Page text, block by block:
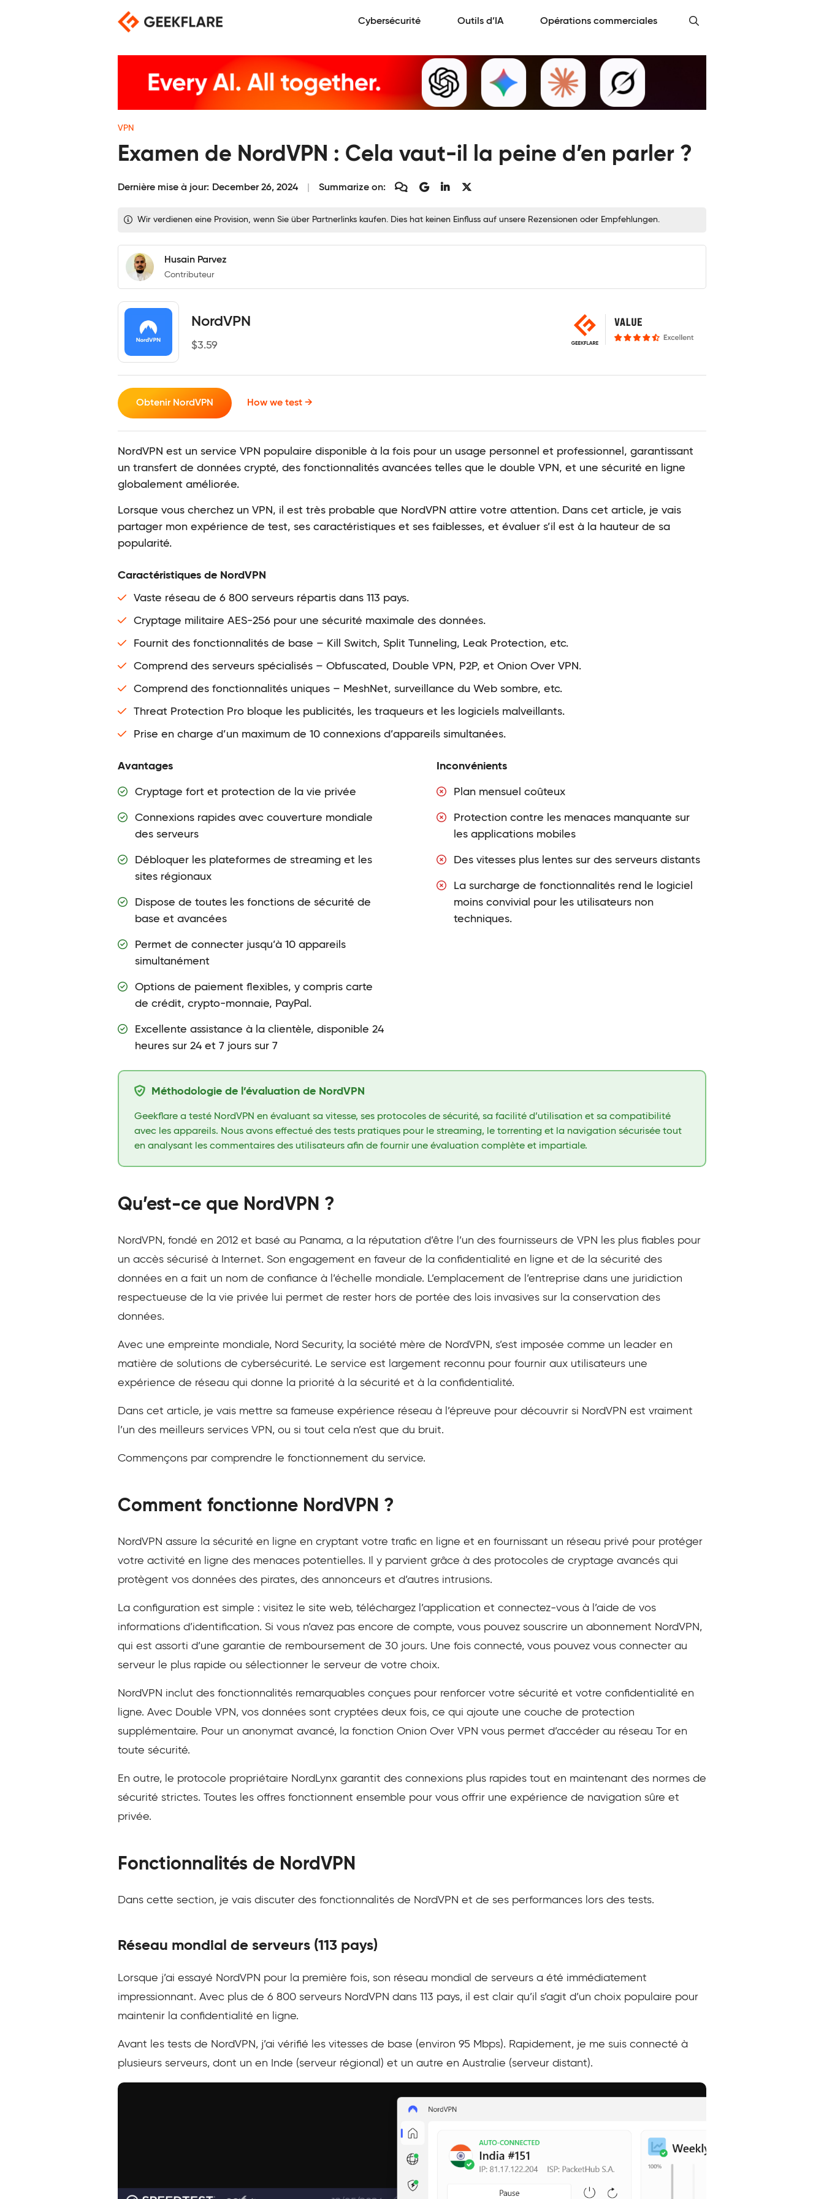
Cybersécurité Outils d’IA Opérations commerciales
VPN
Examen de NordVPN : Cela vaut-il la peine d’en parler ?
Dernière mise à jour: December 26, 2024 Summarize on:
Wir verdienen eine Provision, wenn Sie über Partnerlinks kaufen. Dies hat keinen Einfluss auf unsere Rezensionen oder Empfehlungen.
Husain Parvez
Contributeur
NordVPN
$3.59
Obtenir NordVPN How we test →
NordVPN est un service VPN populaire disponible à la fois pour un usage personnel et professionnel, garantissant
un transfert de données crypté, des fonctionnalités avancées telles que le double VPN, et une sécurité en ligne
globalement améliorée.
Lorsque vous cherchez un VPN, il est très probable que NordVPN attire votre attention. Dans cet article, je vais
partager mon expérience de test, ses caractéristiques et ses faiblesses, et évaluer s’il est à la hauteur de sa
popularité.
Caractéristiques de NordVPN
Vaste réseau de 6 800 serveurs répartis dans 113 pays.
Cryptage militaire AES-256 pour une sécurité maximale des données.
Fournit des fonctionnalités de base – Kill Switch, Split Tunneling, Leak Protection, etc.
Comprend des serveurs spécialisés – Obfuscated, Double VPN, P2P, et Onion Over VPN.
Comprend des fonctionnalités uniques – MeshNet, surveillance du Web sombre, etc.
Threat Protection Pro bloque les publicités, les traqueurs et les logiciels malveillants.
Prise en charge d’un maximum de 10 connexions d’appareils simultanées.
Avantages
Cryptage fort et protection de la vie privée
Connexions rapides avec couverture mondiale
des serveurs
Débloquer les plateformes de streaming et les
sites régionaux
Dispose de toutes les fonctions de sécurité de
base et avancées
Permet de connecter jusqu’à 10 appareils
simultanément
Options de paiement flexibles, y compris carte
de crédit, crypto-monnaie, PayPal.
Excellente assistance à la clientèle, disponible 24
heures sur 24 et 7 jours sur 7
Inconvénients
Plan mensuel coûteux
Protection contre les menaces manquante sur
les applications mobiles
Des vitesses plus lentes sur des serveurs distants
La surcharge de fonctionnalités rend le logiciel
moins convivial pour les utilisateurs non
techniques.
Méthodologie de l’évaluation de NordVPN
Geekflare a testé NordVPN en évaluant sa vitesse, ses protocoles de sécurité, sa facilité d’utilisation et sa compatibilité
avec les appareils. Nous avons effectué des tests pratiques pour le streaming, le torrenting et la navigation sécurisée tout
en analysant les commentaires des utilisateurs afin de fournir une évaluation complète et impartiale.
Qu’est-ce que NordVPN ?
NordVPN, fondé en 2012 et basé au Panama, a la réputation d’être l’un des fournisseurs de VPN les plus fiables pour
un accès sécurisé à Internet. Son engagement en faveur de la confidentialité en ligne et de la sécurité des
données en a fait un nom de confiance à l’échelle mondiale. L’emplacement de l’entreprise dans une juridiction
respectueuse de la vie privée lui permet de rester hors de portée des lois invasives sur la conservation des
données.
Avec une empreinte mondiale, Nord Security, la société mère de NordVPN, s’est imposée comme un leader en
matière de solutions de cybersécurité. Le service est largement reconnu pour fournir aux utilisateurs une
expérience de réseau qui donne la priorité à la sécurité et à la confidentialité.
Dans cet article, je vais mettre sa fameuse expérience réseau à l’épreuve pour découvrir si NordVPN est vraiment
l’un des meilleurs services VPN, ou si tout cela n’est que du bruit.
Commençons par comprendre le fonctionnement du service.
Comment fonctionne NordVPN ?
NordVPN assure la sécurité en ligne en cryptant votre trafic en ligne et en fournissant un réseau privé pour protéger
votre activité en ligne des menaces potentielles. Il y parvient grâce à des protocoles de cryptage avancés qui
protègent vos données des pirates, des annonceurs et d’autres intrusions.
La configuration est simple : visitez le site web, téléchargez l’application et connectez-vous à l’aide de vos
informations d’identification. Si vous n’avez pas encore de compte, vous pouvez souscrire un abonnement NordVPN,
qui est assorti d’une garantie de remboursement de 30 jours. Une fois connecté, vous pouvez vous connecter au
serveur le plus rapide ou sélectionner le serveur de votre choix.
NordVPN inclut des fonctionnalités remarquables conçues pour renforcer votre sécurité et votre confidentialité en
ligne. Avec Double VPN, vos données sont cryptées deux fois, ce qui ajoute une couche de protection
supplémentaire. Pour un anonymat avancé, la fonction Onion Over VPN vous permet d’accéder au réseau Tor en
toute sécurité.
En outre, le protocole propriétaire NordLynx garantit des connexions plus rapides tout en maintenant des normes de
sécurité strictes. Toutes les offres fonctionnent ensemble pour vous offrir une expérience de navigation sûre et
privée.
Fonctionnalités de NordVPN
Dans cette section, je vais discuter des fonctionnalités de NordVPN et de ses performances lors des tests.
Réseau mondial de serveurs (113 pays)
Lorsque j’ai essayé NordVPN pour la première fois, son réseau mondial de serveurs a été immédiatement
impressionnant. Avec plus de 6 800 serveurs NordVPN dans 113 pays, il est clair qu’il s’agit d’un choix populaire pour
maintenir la confidentialité en ligne.
Avant les tests de NordVPN, j’ai vérifié les vitesses de base (environ 95 Mbps). Rapidement, je me suis connecté à
plusieurs serveurs, dont un en Inde (serveur régional) et un autre en Australie (serveur distant).